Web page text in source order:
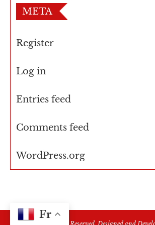
META
Register
Log in
Entries feed
Comments feed
WordPress.org
Fr